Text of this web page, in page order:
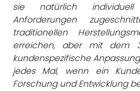
sie natürlich
Anforderungen
traditionellen
erreichen, aber mit dem
kundenspezifische
jedes Mal, wenn ein
Forschung und Entwicklung